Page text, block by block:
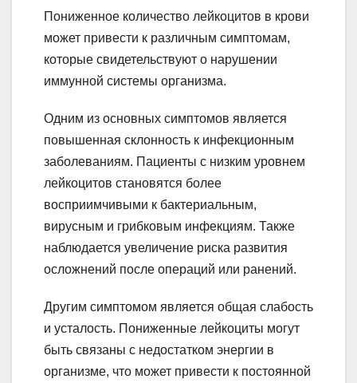
Пониженное количество лейкоцитов в крови
может привести к различным симптомам,
которые свидетельствуют о нарушении
иммунной системы организма.
Одним из основных симптомов является
повышенная склонность к инфекционным
заболеваниям. Пациенты с низким уровнем
лейкоцитов становятся более
восприимчивыми к бактериальным,
вирусным и грибковым инфекциям. Также
наблюдается увеличение риска развития
осложнений после операций или ранений.
Другим симптомом является общая слабость
и усталость. Пониженные лейкоциты могут
быть связаны с недостатком энергии в
организме, что может привести к постоянной